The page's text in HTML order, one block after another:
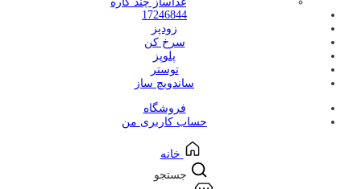
17246844
زودپز
سرخ کن
پلوپز
توستر
ساندویچ ساز
فروشگاه
حساب کاربری من
خانه
جستجو